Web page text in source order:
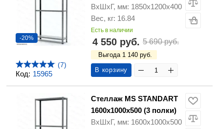
Код: 15965
-20%
(7)
ВхШхГ, мм: 1850х1200х400
Вес, кг: 16.84
Есть в наличии
4 550 руб. 5 690 руб.
Выгода 1 140 руб.
В корзину
Стеллаж MS STANDART
1600х1000х500 (3 полки)
ВхШхГ, мм: 1600х1000х500